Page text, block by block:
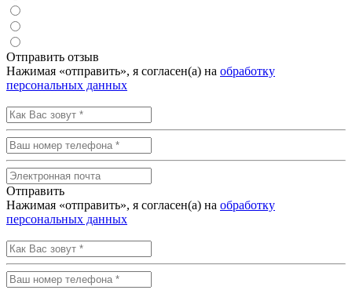
Отправить отзыв
Нажимая «отправить», я согласен(а) на обработку
персональных данных
Отправить
Нажимая «отправить», я согласен(а) на обработку
персональных данных